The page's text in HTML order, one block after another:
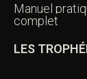
Manuel
complet
LES